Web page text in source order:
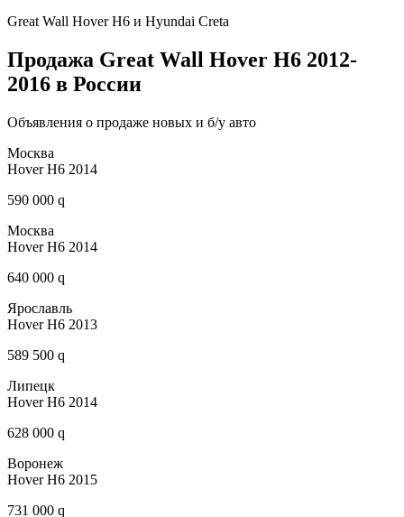
Great Wall Hover H6 и Hyundai Creta
Продажа Great Wall Hover H6 2012-
2016 в России
Объявления о продаже новых и б/у авто
Москва
Hover H6 2014
590 000 q
Москва
Hover H6 2014
640 000 q
Ярославль
Hover H6 2013
589 500 q
Липецк
Hover H6 2014
628 000 q
Воронеж
Hover H6 2015
731 000 q